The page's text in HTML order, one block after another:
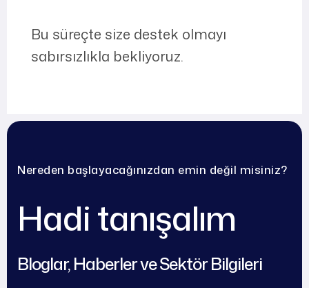
Bu süreçte size destek olmayı
sabırsızlıkla bekliyoruz.
Nereden başlayacağınızdan emin değil misiniz?
Hadi tanışalım
Bloglar, Haberler ve Sektör Bilgileri